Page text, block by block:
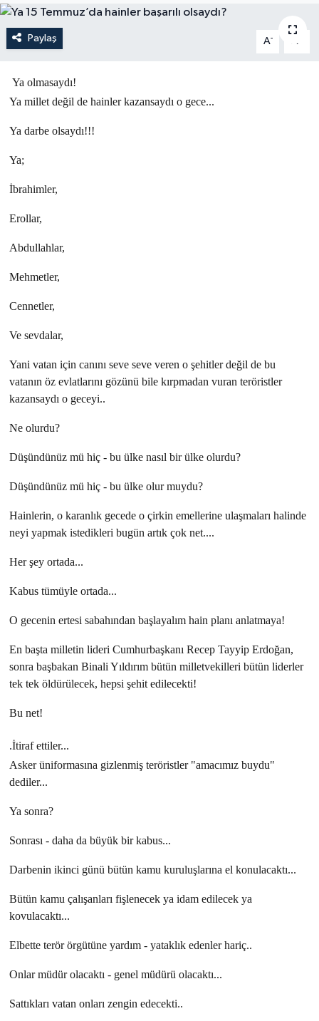
Paylaş A- A
Ya olmasaydı!
Ya millet değil de hainler kazansaydı o gece...
Ya darbe olsaydı!!!
Ya;
İbrahimler,
Erollar,
Abdullahlar,
Mehmetler,
Cennetler,
Ve sevdalar,
Yani vatan için canını seve seve veren o şehitler değil de bu
vatanın öz evlatlarını gözünü bile kırpmadan vuran teröristler
kazansaydı o geceyi..
Ne olurdu?
Düşündünüz mü hiç - bu ülke nasıl bir ülke olurdu?
Düşündünüz mü hiç - bu ülke olur muydu?
Hainlerin, o karanlık gecede o çirkin emellerine ulaşmaları halinde
neyi yapmak istedikleri bugün artık çok net....
Her şey ortada...
Kabus tümüyle ortada...
O gecenin ertesi sabahından başlayalım hain planı anlatmaya!
En başta milletin lideri Cumhurbaşkanı Recep Tayyip Erdoğan,
sonra başbakan Binali Yıldırım bütün milletvekilleri bütün liderler
tek tek öldürülecek, hepsi şehit edilecekti!
Bu net!
.İtiraf ettiler...
Asker üniformasına gizlenmiş teröristler "amacımız buydu"
dediler...
Ya sonra?
Sonrası - daha da büyük bir kabus...
Darbenin ikinci günü bütün kamu kuruluşlarına el konulacaktı...
Bütün kamu çalışanları fişlenecek ya idam edilecek ya
kovulacaktı...
Elbette terör örgütüne yardım - yataklık edenler hariç..
Onlar müdür olacaktı - genel müdürü olacaktı...
Sattıkları vatan onları zengin edecekti..